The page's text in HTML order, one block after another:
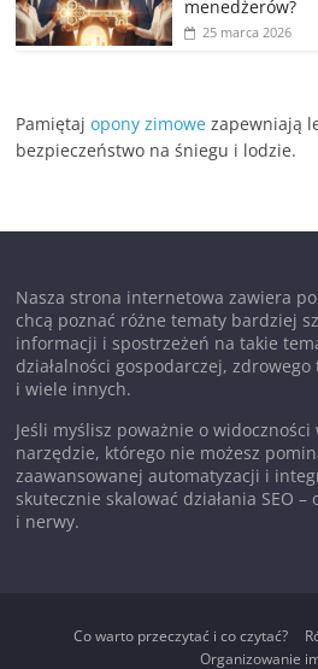
menedżerów?
25 marca 2026
Pamiętajopony zimowe zapewniają
bezpieczeństwo na śniegu i lodzie.
Nasza strona internetowa zawiera
chcą poznać różne tematy bardziej
informacji i spostrzeżeń na takie
działalności gospodarczej,
i wiele innych.
Jeśli myślisz poważnie o
narzędzie, którego nie możesz
zaawansowanej automatyzacji i
skutecznie skalować działania SEO
i nerwy.
Co warto przeczytać i co czytać?
Organizowanie